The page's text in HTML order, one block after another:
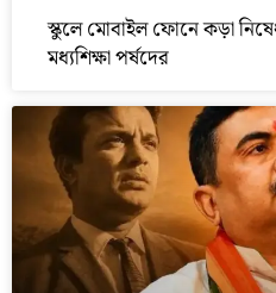
স্কুলে মোবাইল ফোনে কড়া
মধ্যশিক্ষা পর্ষদের